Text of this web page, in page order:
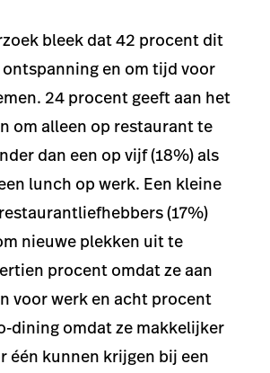
bleek dat 42 procent dit
en om tijd voor
24 procent geeft aan het
om alleen op restaurant te
dan een op vijf (18%) als
lunch op werk. Een kleine
(17%)
nieuwe plekken uit te
procent omdat ze aan
voor werk en acht procent
dining omdat ze makkelijker
één kunnen krijgen bij een